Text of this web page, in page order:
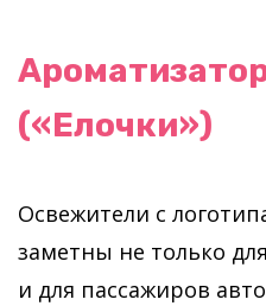
(«Елочки»)
Освежители с
заметны не только
и для пассажиров